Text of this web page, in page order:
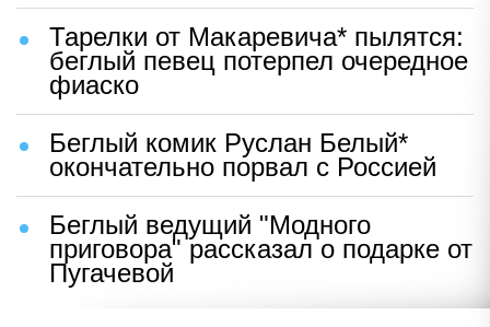
Тарелки от Макаревича* пылятся:
беглый певец потерпел очередное
фиаско
Беглый комик Руслан Белый*
окончательно порвал с Россией
Беглый ведущий "Модного
приговора" рассказал о подарке от
Пугачевой